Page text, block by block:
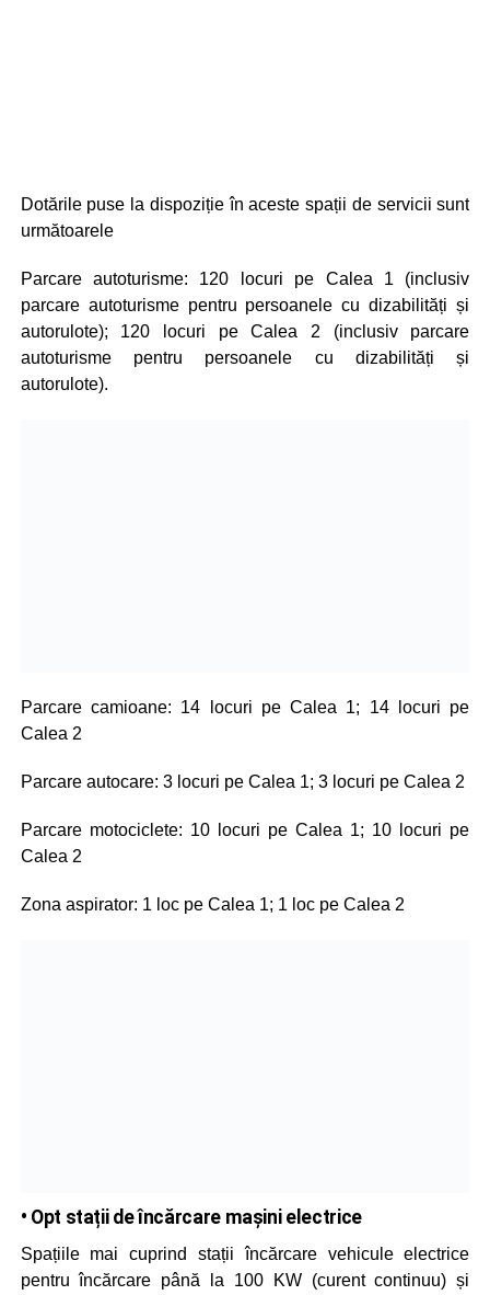
Dotările puse la dispoziție în aceste spații de servicii sunt
următoarele
Parcare autoturisme: 120 locuri pe Calea 1 (inclusiv
parcare autoturisme pentru persoanele cu dizabilități și
autorulote); 120 locuri pe Calea 2 (inclusiv parcare
autoturisme pentru persoanele cu dizabilități și
autorulote).
Parcare camioane: 14 locuri pe Calea 1; 14 locuri pe
Calea 2
Parcare autocare: 3 locuri pe Calea 1; 3 locuri pe Calea 2
Parcare motociclete: 10 locuri pe Calea 1; 10 locuri pe
Calea 2
Zona aspirator: 1 loc pe Calea 1; 1 loc pe Calea 2
• Opt stații de încărcare mașini electrice
Spațiile mai cuprind stații încărcare vehicule electrice
pentru încărcare până la 100 KW (curent continuu) și